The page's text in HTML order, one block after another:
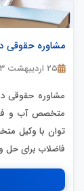
مشاوره حقوقی
۲۵ اردیبهشت ۱۴۰۳
مشاوره حقوقی
متخصص آب و
توان با وکیل
فاضلاب برای حل